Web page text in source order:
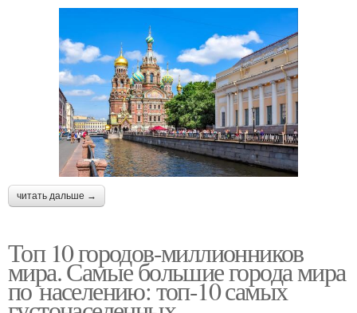
читать дальше →
Топ 10 городов-миллионников
мира. Самые большие города мира
по населению: топ-10 самых